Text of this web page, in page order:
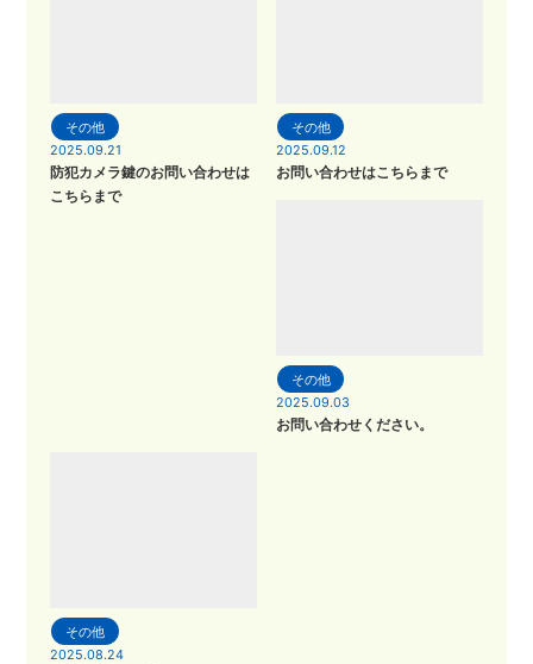
その他
2025.09.21
防犯カメラ鍵のお問い合わせは
こちらまで
その他
2025.09.12
お問い合わせはこちらまで
その他
2025.09.03
お問い合わせください。
その他
2025.08.24